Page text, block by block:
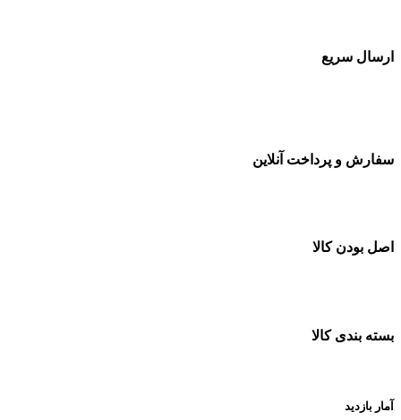
ارسال سریع
سفارش و پرداخت آنلاین
اصل بودن کالا
بسته بندی کالا
آمار بازدید